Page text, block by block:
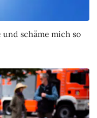
schäme mich so